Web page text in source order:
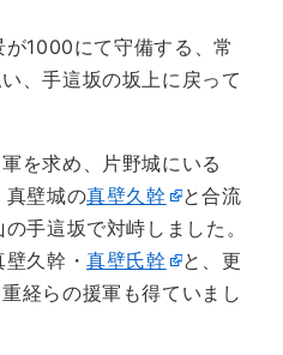
1000にて守備する、常
、手這坂の坂上に戻って
を求め、片野城にいる
真壁城の真壁久幹
と合流
手這坂で対峙しました。
壁久幹・真壁氏幹
と、更
経らの援軍も得ていまし